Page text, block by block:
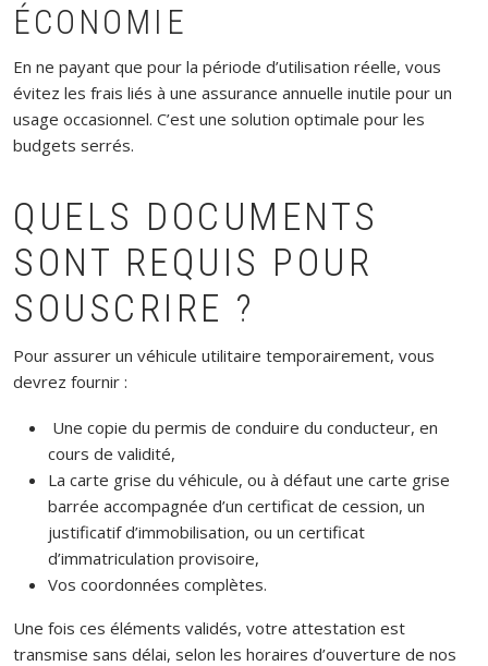
ÉCONOMIE
En ne payant que pour la période d’utilisation réelle, vous
évitez les frais liés à une assurance annuelle inutile pour un
usage occasionnel. C’est une solution optimale pour les
budgets serrés.
QUELS DOCUMENTS
SONT REQUIS POUR
SOUSCRIRE ?
Pour assurer un véhicule utilitaire temporairement, vous
devrez fournir :
Une copie du permis de conduire du conducteur, en
cours de validité,
La carte grise du véhicule, ou à défaut une carte grise
barrée accompagnée d’un certificat de cession, un
justificatif d’immobilisation, ou un certificat
d’immatriculation provisoire,
Vos coordonnées complètes.
Une fois ces éléments validés, votre attestation est
transmise sans délai, selon les horaires d’ouverture de nos